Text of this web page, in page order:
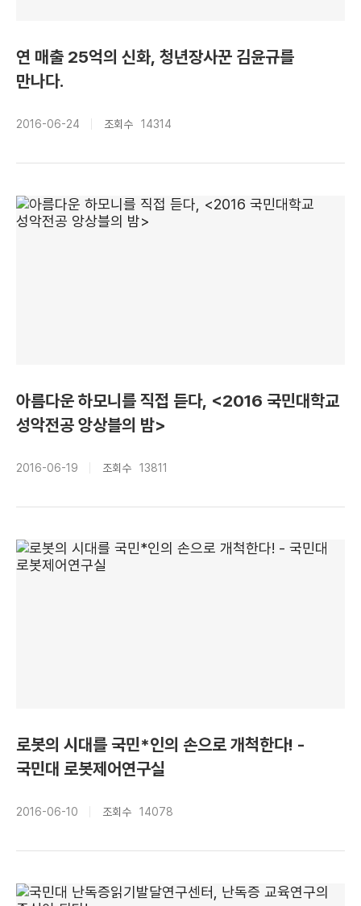
연 매출 25억의 신화, 청년장사꾼 김윤규를
만나다.
2016-06-24 조회수 14314
아름다운 하모니를 직접 듣다, <2016 국민대학교
성악전공 앙상블의 밤>
2016-06-19 조회수 13811
로봇의 시대를 국민*인의 손으로 개척한다! -
국민대 로봇제어연구실
2016-06-10 조회수 14078